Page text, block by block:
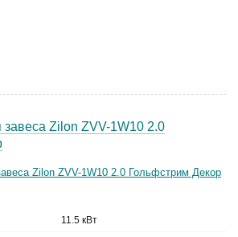
Zilon ZVV-1W10 2.0
11.5 кВт